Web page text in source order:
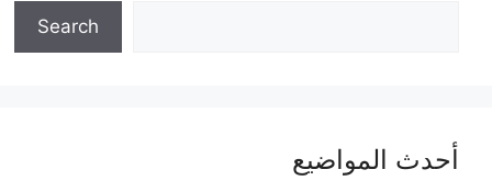
Search
أحدث المواضيع